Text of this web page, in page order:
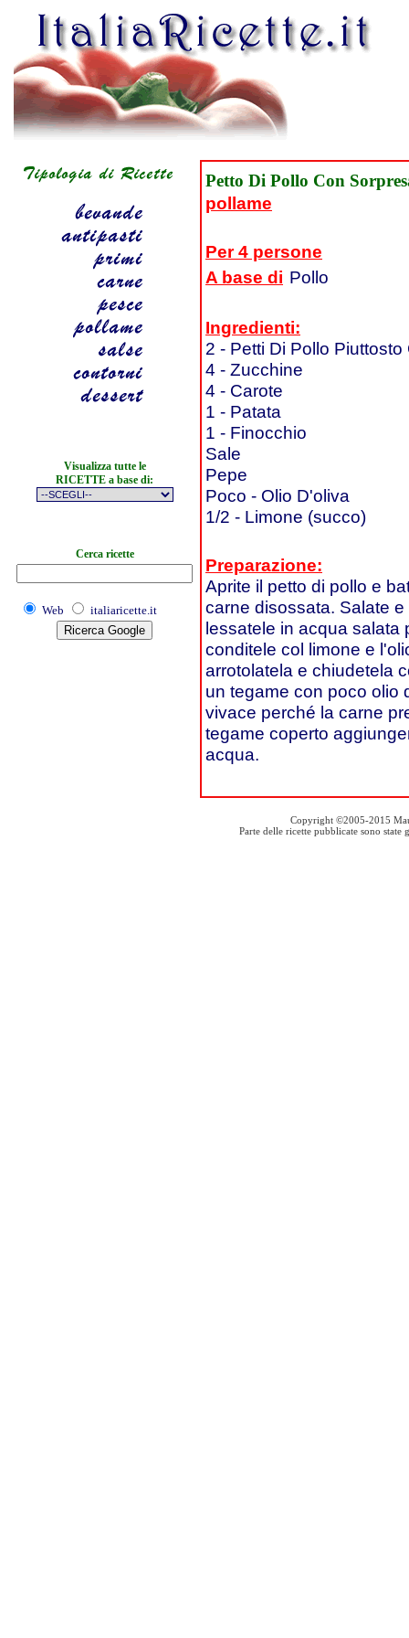
Visualizza tutte le
RICETTE a base di:
Cerca ricette
Web italiaricette.it
Petto Di Pollo Con
pollame
Per 4 persone
A base di Pollo
Ingredienti:
2 - Petti Di Pollo Piuttosto
4 - Zucchine
4 - Carote
1 - Patata
1 - Finocchio
Sale
Pepe
Poco - Olio D'oliva
1/2 - Limone (succo)
Preparazione:
Aprite il petto di pollo e
carne disossata. Salate
lessatele in acqua salata
conditele col limone e
arrotolatela e chiudetela
un tegame con poco olio
vivace perché la carne
tegame coperto
acqua.
Copyright ©2005-2015
Parte delle ricette pubblicate sono state